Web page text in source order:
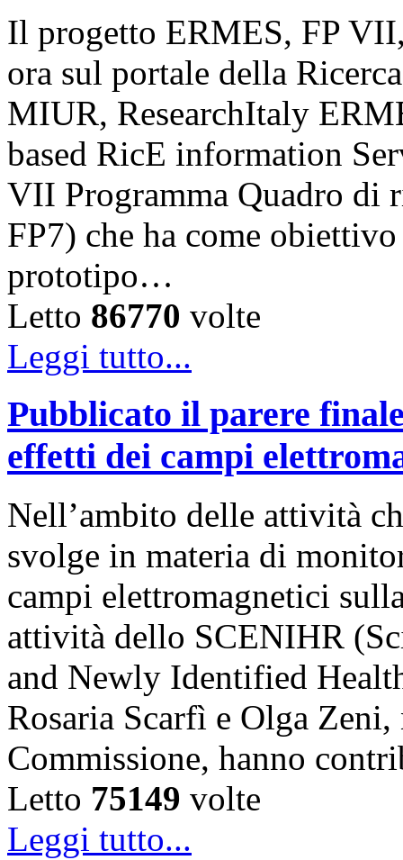
Il progetto ERMES, FP
ora sul portale della
MIUR, ResearchItaly
based RicE information
VII Programma Quadro di
FP7) che ha come
prototipo…
Letto 86770 volte
Leggi tutto...
Pubblicato il parere
effetti dei campi
Nell’ambito delle attività
svolge in materia di
campi elettromagnetici
attività dello SCENIHR
and Newly Identified
Rosaria Scarfì e Olga
Commissione, hanno
Letto 75149 volte
Leggi tutto...